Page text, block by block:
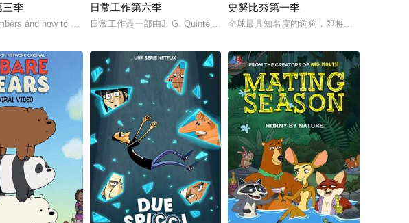
personified bloc
三季
and how to count with colourful personified bloc
日常工作第六季
日常工作是一部由J. G. Quintel创作，在Cartoon Network播出的美国动画片。剧
史努比秀第一季
全球最具知名度的狗狗，即将成为镁光灯焦